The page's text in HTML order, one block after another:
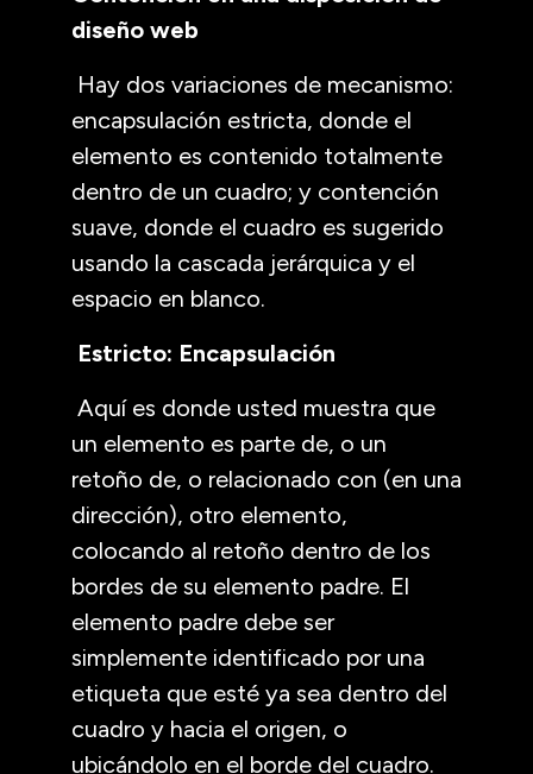
diseño web
Hay dos variaciones de mecanismo:
encapsulación estricta, donde el
elemento es contenido totalmente
dentro de un cuadro; y contención
suave, donde el cuadro es sugerido
usando la cascada jerárquica y el
espacio en blanco.
Estricto: Encapsulación
Aquí es donde usted muestra que
un elemento es parte de, o un
retoño de, o relacionado con (en una
dirección), otro elemento,
colocando al retoño dentro de los
bordes de su elemento padre. El
elemento padre debe ser
simplemente identificado por una
etiqueta que esté ya sea dentro del
cuadro y hacia el origen, o
ubicándolo en el borde del cuadro.